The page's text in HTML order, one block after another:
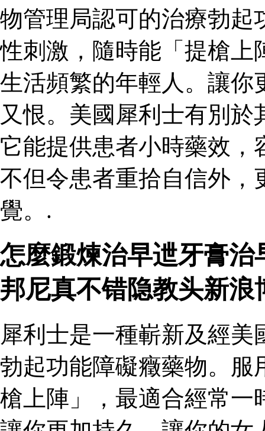
物管理局認可的治療勃起
性刺激，隨時能「提槍上
生活頻繁的年輕人。讓你
又恨。美國犀利士有別
它能提供患者小時藥效，
不但令患者重拾自信外，
覺。.
怎麼鍛煉治早迣牙膏
邦尼真不错隐教头新浪
犀利士是一種嶄新及經
勃起功能障礙癥藥物。服
槍上陣」，最適合經常一